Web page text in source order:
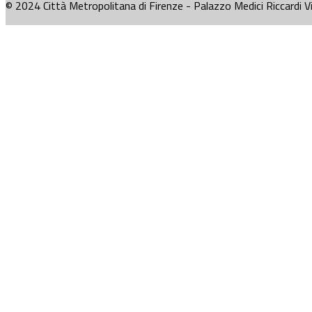
© 2024 Città Metropolitana di Firenze - Palazzo Medici Riccardi